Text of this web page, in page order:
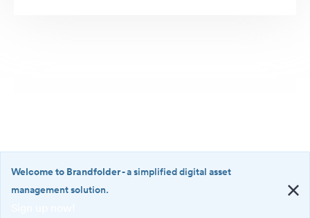
Welcome to Brandfolder- a simplified digital asset
management solution.